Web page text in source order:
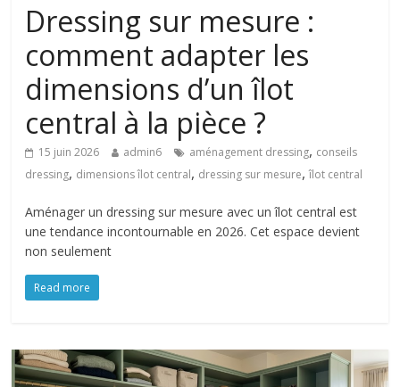
Dressing sur mesure :
comment adapter les
dimensions d’un îlot
central à la pièce ?
15 juin 2026 admin6 aménagement dressing, conseils
dressing, dimensions îlot central, dressing sur mesure,îlot central
Aménager un dressing sur mesure avec un îlot central est
une tendance incontournable en 2026. Cet espace devient
non seulement
Read more